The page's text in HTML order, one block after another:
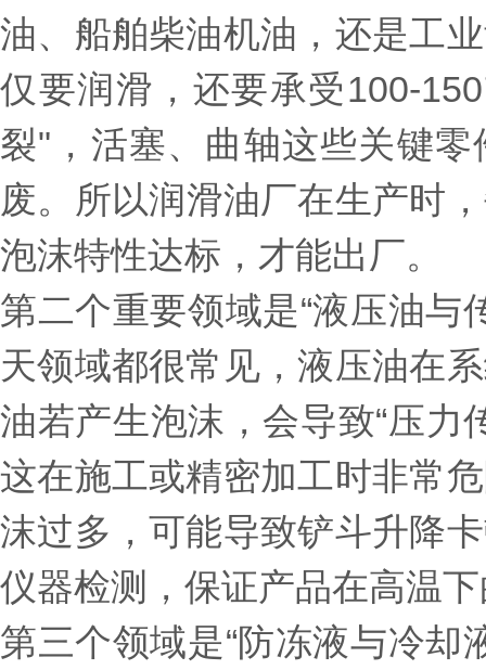
油、船舶柴油机油，还是工
仅要润滑，还要承受100-
裂"，活塞、曲轴这些关键
废。所以润滑油厂在生产时
泡沫特性达标，才能出厂。
第二个重要领域是“液压油
天领域都很常见，液压油在
油若产生泡沫，会导致“压
这在施工或精密加工时非常
沫过多，可能导致铲斗升降
仪器检测，保证产品在高温
第三个领域是“防冻液与冷